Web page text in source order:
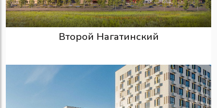
Второй Нагатинский